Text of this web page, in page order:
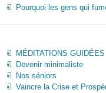
Pourquoi les gens qui
MÉDITATIONS GUIDÉES
Devenir minimaliste
Nos séniors
Vaincre la Crise et